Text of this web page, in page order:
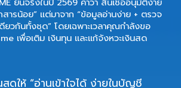
สารน้อย” แต่มาจาก “ข้อมูลอ่านง่าย + ตรวจ
ยวกันทั้งชุด” โดยเฉพาะเวลาคุณกำลังขอ
เพื่อเติม เงินทุน และแก้จังหวะเงินสด
สดให้ “อ่านเข้าใจได้ ง่ายในบัญชี